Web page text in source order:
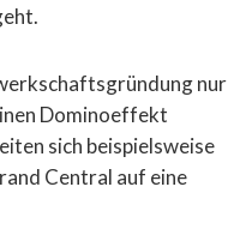
nur
Dominoeffekt
sich beispielsweise
Central auf eine